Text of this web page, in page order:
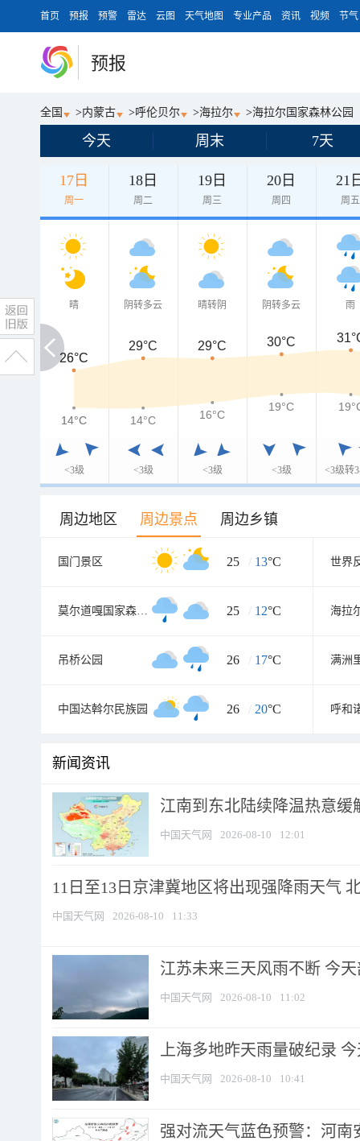
首页 预报 预警 雷达 云图 天气地图 专业产品 资讯 视频 节气
预报
全国 >内蒙古 >呼伦贝尔 >海拉尔 >海拉尔国家森林公园
今天 周末 7天
17日
周一
18日
周二
19日
周三
20日
周四
21
周五
晴
<3级
阴转多云
<3级
晴转阴
<3级
阴转多云
<3级
雨
<3级转
26°C
26°C
29°C 29°C 30°C
14°C
14°C 14°C 16°C
19°C
周边地区 周边景点 周边乡镇
国门景区 25 / 13°C
莫尔道嘎国家森林公园 25 / 12°C
吊桥公园 26 / 17°C
中国达斡尔民族园 26 / 20°C 呼和
新闻资讯
江南到东北陆续降温热意缓
中国天气网 2026-08-10 12:01
11日至13日京津冀地区将出现强降雨天气
中国天气网 2026-08-10 11:33
江苏未来三天风雨不断 今
中国天气网 2026-08-10 11:02
上海多地昨天雨量破纪录
中国天气网 2026-08-10 10:41
强对流天气蓝色预警：河南